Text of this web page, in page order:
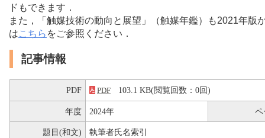
ドもできます．
また，「触媒技術の動向と展望」（触媒年鑑）も2021年
はこちら をご参照ください．
記事情報
PDF PDF 103.1 KB(閲覧回数：0回)
年度 2024年 ペ
題目(和文) 執筆者氏名索引